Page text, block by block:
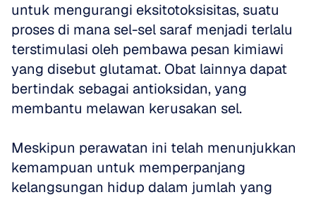
untuk mengurangi eksitotoksisitas, suatu
proses di mana sel-sel saraf menjadi terlalu
terstimulasi oleh pembawa pesan kimiawi
yang disebut glutamat. Obat lainnya dapat
bertindak sebagai antioksidan, yang
membantu melawan kerusakan sel.
Meskipun perawatan ini telah menunjukkan
kemampuan untuk memperpanjang
kelangsungan hidup dalam jumlah yang